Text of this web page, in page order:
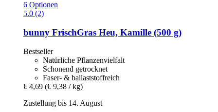
6 Optionen
5.0 (2)
bunny FrischGras Heu, Kamille (500 g)
Bestseller
Natürliche Pflanzenvielfalt
Schonend getrocknet
Faser- & ballaststoffreich
€ 4,69 (€ 9,38 / kg)
Zustellung bis 14. August